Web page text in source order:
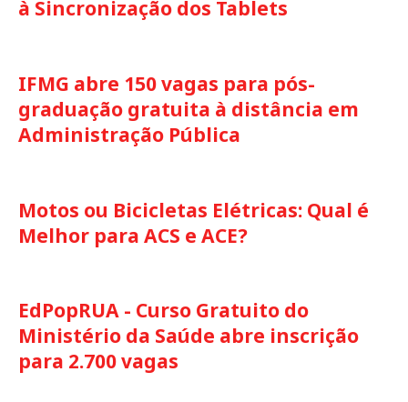
à Sincronização dos Tablets
IFMG abre 150 vagas para pós-
graduação gratuita à distância em
Administração Pública
Motos ou Bicicletas Elétricas: Qual é
Melhor para ACS e ACE?
EdPopRUA - Curso Gratuito do
Ministério da Saúde abre inscrição
para 2.700 vagas